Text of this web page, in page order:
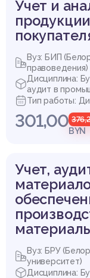
Учет и
Вуз: БИП
правоведения)
Дисциплина:
аудит в
Тип работы:
301,00BYN
Учет,
Вуз: БРУ
университет)
Дисциплина: